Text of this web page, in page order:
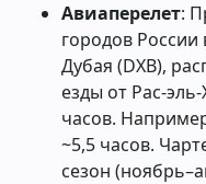
Авиаперелет:
городов
Дубая (DXB),
езды от Рас-
часов.
~5,5 часов.
сезон